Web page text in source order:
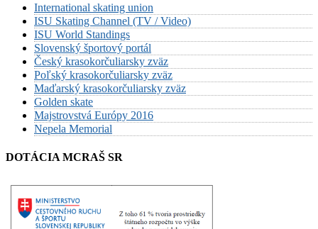
International skating union
ISU Skating Channel (TV / Video)
ISU World Standings
Slovenský športový portál
Český krasokorčuliarsky zväz
Poľský krasokorčuliarsky zväz
Maďarský krasokorčuliarsky zväz
Golden skate
Majstrovstvá Európy 2016
Nepela Memorial
DOTÁCIA MCRAŠ SR